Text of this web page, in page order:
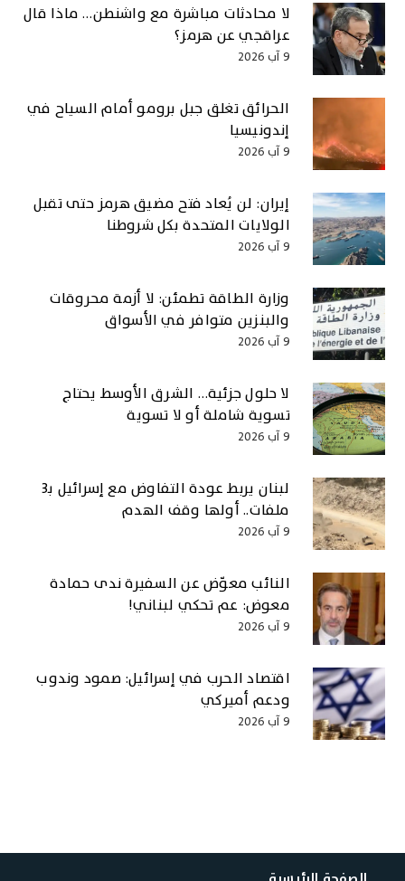
لا محادثات مباشرة مع واشنطن… ماذا قال
عراقجي عن هرمز؟
9 آب 2026
الحرائق تغلق جبل برومو أمام السياح في
إندونيسيا
9 آب 2026
إيران: لن يُعاد فتح مضيق هرمز حتى تقبل
الولايات المتحدة بكل شروطنا
9 آب 2026
وزارة الطاقة تطمئن: لا أزمة محروقات
والبنزين متوافر في الأسواق
9 آب 2026
لا حلول جزئية… الشرق الأوسط يحتاج
تسوية شاملة أو لا تسوية
9 آب 2026
لبنان يربط عودة التفاوض مع إسرائيل بـ3
ملفات.. أولها وقف الهدم
9 آب 2026
النائب معوّض عن السفيرة ندى حمادة
معوض: عم تحكي لبناني!
9 آب 2026
اقتصاد الحرب في إسرائيل: صمود وندوب
ودعم أميركي
9 آب 2026